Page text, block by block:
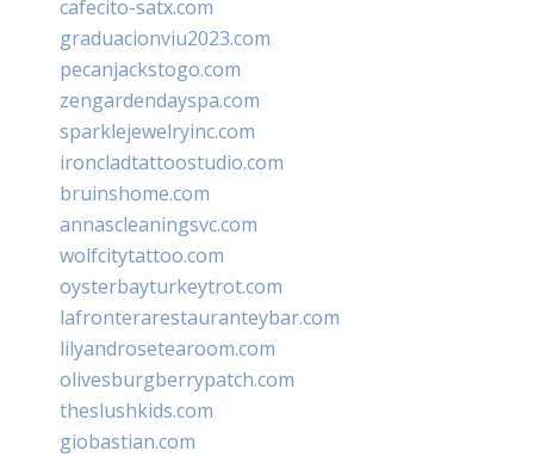
cafecito-satx.com
graduacionviu2023.com
pecanjackstogo.com
zengardendayspa.com
sparklejewelryinc.com
ironcladtattoostudio.com
bruinshome.com
annascleaningsvc.com
wolfcitytattoo.com
oysterbayturkeytrot.com
lafronterarestauranteybar.com
lilyandrosetearoom.com
olivesburgberrypatch.com
theslushkids.com
giobastian.com